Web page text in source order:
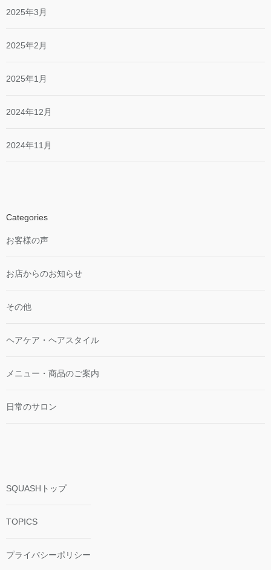
2025年3月
2025年2月
2025年1月
2024年12月
2024年11月
Categories
お客様の声
お店からのお知らせ
その他
ヘアケア・ヘアスタイル
メニュー・商品のご案内
日常のサロン
SQUASHトップ
TOPICS
プライバシーポリシー